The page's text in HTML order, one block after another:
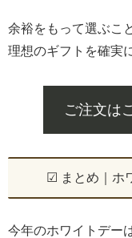
余裕をもって選ぶこ
理想のギフトを確実
ご注文は
☑ まとめ｜ホ
今年のホワイトデー